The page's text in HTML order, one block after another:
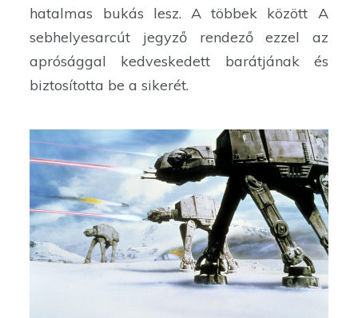
hatalmas bukás lesz. A többek között A
sebhelyesarcút jegyző rendező ezzel az
aprósággal kedveskedett barátjának és
biztosította be a sikerét.